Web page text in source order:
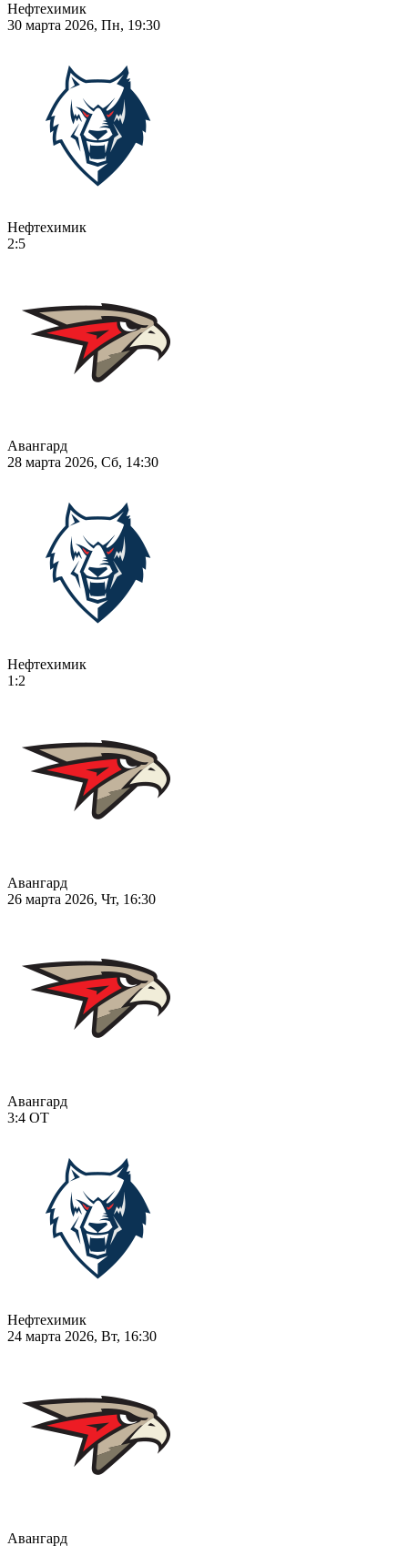
Нефтехимик
30 марта 2026, Пн, 19:30
Нефтехимик
2:5
Авангард
28 марта 2026, Сб, 14:30
Нефтехимик
1:2
Авангард
26 марта 2026, Чт, 16:30
Авангард
3:4 ОТ
Нефтехимик
24 марта 2026, Вт, 16:30
Авангард